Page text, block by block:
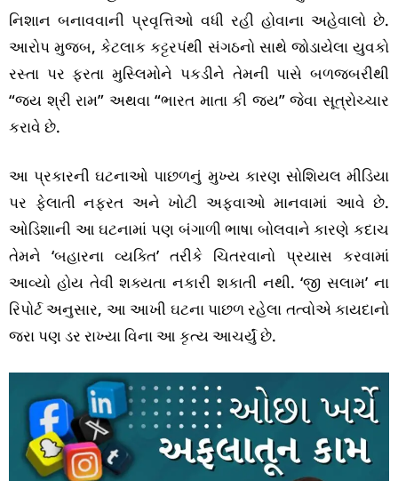
નિશાન બનાવવાની પ્રવૃત્તિઓ વધી રહી હોવાના અહેવાલો છે.
આરોપ મુજબ, કેટલાક કટ્ટરપંથી સંગઠનો સાથે જોડાયેલા યુવકો
રસ્તા પર ફરતા મુસ્લિમોને પકડીને તેમની પાસે બળજબરીથી
“જય શ્રી રામ” અથવા “ભારત માતા કી જય” જેવા સૂત્રોચ્ચાર
કરાવે છે.
આ પ્રકારની ઘટનાઓ પાછળનું મુખ્ય કારણ સોશિયલ મીડિયા
પર ફેલાતી નફરત અને ખોટી અફવાઓ માનવામાં આવે છે.
ઓડિશાની આ ઘટનામાં પણ બંગાળી ભાષા બોલવાને કારણે કદાચ
તેમને ‘બહારના વ્યક્તિ’ તરીકે ચિતરવાનો પ્રયાસ કરવામાં
આવ્યો હોય તેવી શક્યતા નકારી શકાતી નથી. ‘જી સલામ’ ના
રિપોર્ટ અનુસાર, આ આખી ઘટના પાછળ રહેલા તત્વોએ કાયદાનો
જરા પણ ડર રાખ્યા વિના આ કૃત્ય આચર્યું છે.